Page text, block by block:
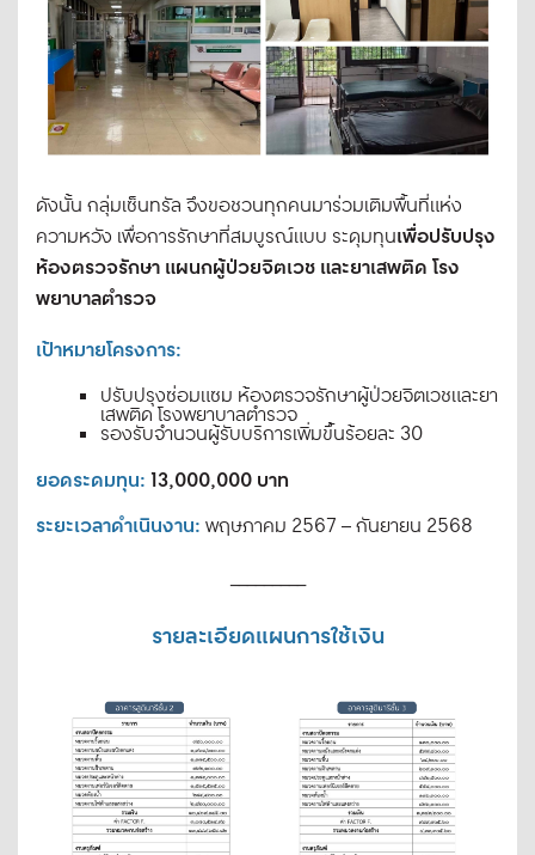
ดังนั้น กลุ่มเซ็นทรัล จึงขอชวนทุกคนมาร่วมเติมพื้นที่แห่ง
ความหวัง เพื่อการรักษาที่สมบูรณ์แบบ ระดุมทุนเพื่อปรับปรุง
ห้องตรวจรักษา แผนกผู้ป่วยจิตเวช และยาเสพติด โรง
พยาบาลตำรวจ
เป้าหมายโครงการ:
ปรับปรุงซ่อมแซม ห้องตรวจรักษาผู้ป่วยจิตเวชและยา
เสพติด โรงพยาบาลตํารวจ
รองรับจํานวนผู้รับบริการเพิ่มขึ้นร้อยละ 30
ยอดระดมทุน: 13,000,000 บาท
ระยะเวลาดําเนินงาน: พฤษภาคม 2567 – กันยายน 2568
_________
รายละเอียดแผนการใช้เงิน